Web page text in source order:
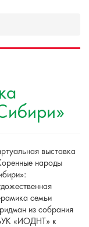
выставка
народы
семьи
из собрания
«ИОДНТ» к